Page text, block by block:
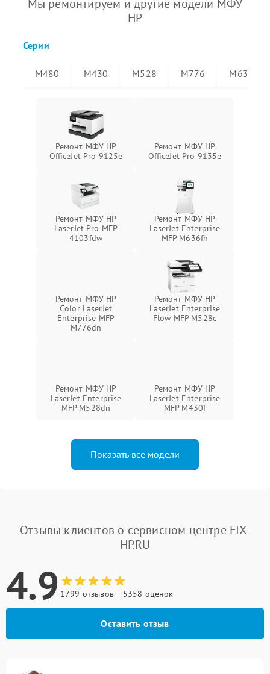
Мы ремонтируем и другие модели МФУ
HP
Серии
M480 M430 M528 M776 M636
Ремонт МФУ HP
OfficeJet Pro 9125e
Ремонт МФУ HP
OfficeJet Pro 9135e
Ремонт МФУ HP
LaserJet Pro MFP
4103fdw
Ремонт МФУ HP
LaserJet Enterprise
MFP M636fh
Ремонт МФУ HP
Color LaserJet
Enterprise MFP
M776dn
Ремонт МФУ HP
LaserJet Enterprise
Flow MFP M528c
Ремонт МФУ HP
LaserJet Enterprise
MFP M528dn
Ремонт МФУ HP
LaserJet Enterprise
MFP M430f
Показать все модели
Отзывы клиентов о сервисном центре FIX-
HP.RU
4.9 1799 отзывов 5358 оценок
Оставить отзыв